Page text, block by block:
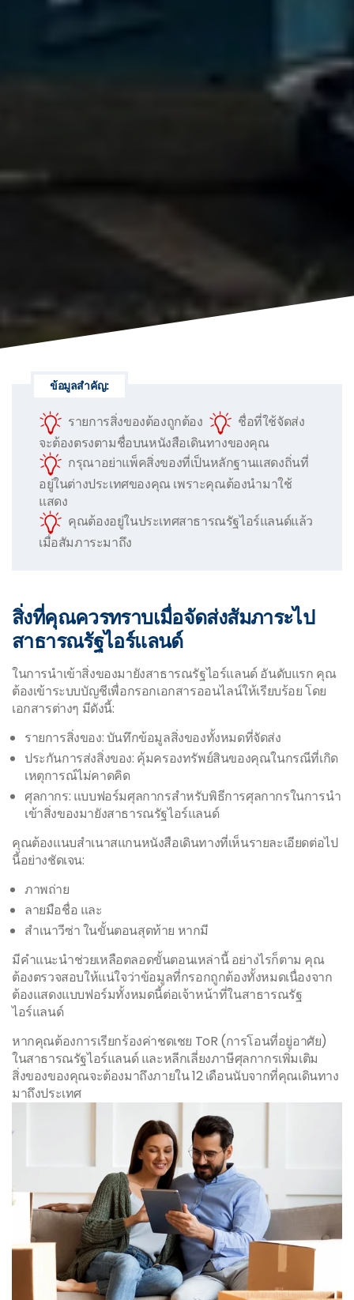
ข้อมูลสำคัญ:
รายการสิ่งของต้องถูกต้อง
ชื่อที่ใช้จัดส่ง
จะต้องตรงตามชื่อบนหนังสือเดินทางของคุณ
กรุณาอย่าแพ็คสิ่งของที่เป็นหลักฐานแสดงถิ่นที่
อยู่ในต่างประเทศของคุณ เพราะคุณต้องนำมาใช้
แสดง
คุณต้องอยู่ในประเทศสาธารณรัฐไอร์แลนด์แล้ว
เมื่อสัมภาระมาถึง
สิ่งที่คุณควรทราบเมื่อจัดส่งสัมภาระไป
สาธารณรัฐไอร์แลนด์
ในการนำเข้าสิ่งของมายังสาธารณรัฐไอร์แลนด์ อันดับแรก คุณ
ต้องเข้าระบบบัญชีเพื่อกรอกเอกสารออนไลน์ให้เรียบร้อย โดย
เอกสารต่างๆ มีดังนี้:
รายการสิ่งของ: บันทึกข้อมูลสิ่งของทั้งหมดที่จัดส่ง
ประกันการส่งสิ่งของ: คุ้มครองทรัพย์สินของคุณในกรณีที่เกิด
เหตุการณ์ไม่คาดคิด
ศุลกากร: แบบฟอร์มศุลกากรสำหรับพิธีการศุลกากรในการนำ
เข้าสิ่งของมายังสาธารณรัฐไอร์แลนด์
คุณต้องแนบสำเนาสแกนหนังสือเดินทางที่เห็นรายละเอียดต่อไป
นี้อย่างชัดเจน:
ภาพถ่าย
ลายมือชื่อ และ
สำเนาวีซ่า ในขั้นตอนสุดท้าย หากมี
มีคำแนะนำช่วยเหลือตลอดขั้นตอนเหล่านี้ อย่างไรก็ตาม คุณ
ต้องตรวจสอบให้แน่ใจว่าข้อมูลที่กรอกถูกต้องทั้งหมดเนื่องจาก
ต้องแสดงแบบฟอร์มทั้งหมดนี้ต่อเจ้าหน้าที่ในสาธารณรัฐ
ไอร์แลนด์
หากคุณต้องการเรียกร้องค่าชดเชย ToR (การโอนที่อยู่อาศัย)
ในสาธารณรัฐไอร์แลนด์ และหลีกเลี่ยงภาษีศุลกากรเพิ่มเติม
สิ่งของของคุณจะต้องมาถึงภายใน 12 เดือนนับจากที่คุณเดินทาง
มาถึงประเทศ